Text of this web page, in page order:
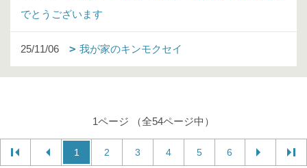
でとうございます
25/11/06 我が家のキンモクセイ
1ページ （全54ページ中）
1 2 3 4 5 6